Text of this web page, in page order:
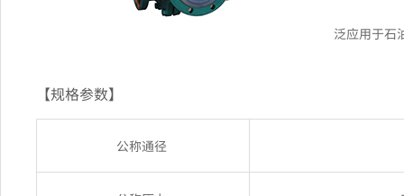
泛应用于石
【规格参数】
公称通径